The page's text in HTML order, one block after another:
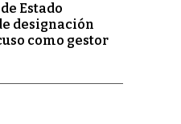
Estado
designación
como gestor